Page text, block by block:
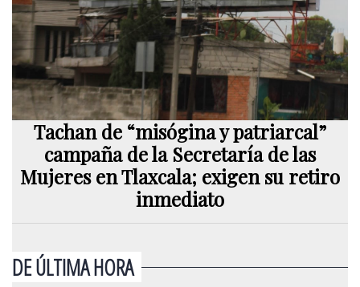
Tachan de “misógina y patriarcal”
campaña de la Secretaría de las
Mujeres en Tlaxcala; exigen su retiro
inmediato
DE ÚLTIMA HORA